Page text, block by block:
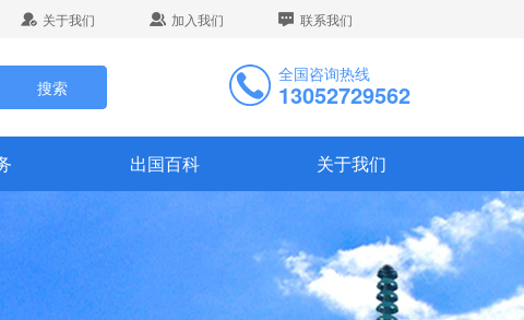
关于我们 加入我们 联系我们
搜索
全国咨询热线
13052729562
出国百科 关于我们